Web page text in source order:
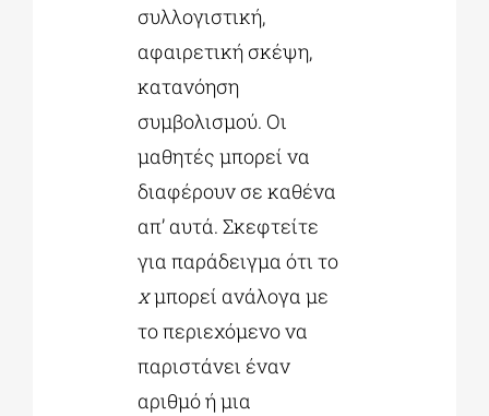
συλλογιστική,
αφαιρετική σκέψη,
κατανόηση
συμβολισμού. Οι
μαθητές μπορεί να
διαφέρουν σε καθένα
απ’ αυτά. Σκεφτείτε
για παράδειγμα ότι το
xμπορεί ανάλογα με
το περιεχόμενο να
παριστάνει έναν
αριθμό ή μια